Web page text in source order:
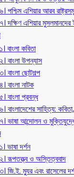
৬। পশ্চিম এশিয়ার আরব
৭। দক্ষিণ এশিয়ার
১। বাংলা কবিতা
২। বাংলা উপন্যাস
৩। বাংলা ছোটগল্প
৪। বাংলা নাটক
৫। বাংলা প্রবন্ধ
৬। বাংলাদেশের সাহিত্য:
৭। ভাষা আন্দোলন ও
১। ভাষা দর্শন
২। রূপতত্ত্ব ও অস্তিত্ববাদ
৩। জি.ই. ম্যুর এবং রাসেলের